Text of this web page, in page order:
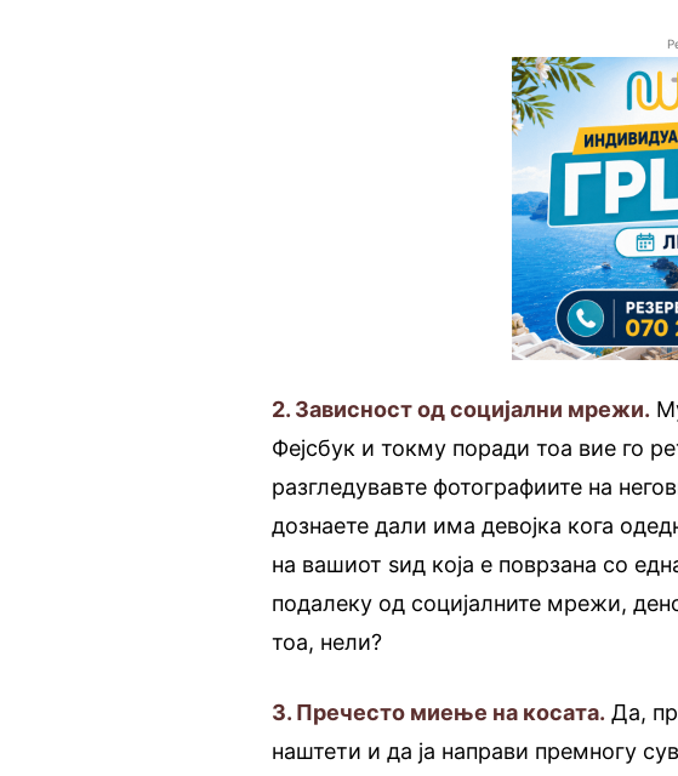
2. Зависност од социјални мрежи.
Фејсбук и токму поради тоа вие го
разгледувавте фотографиите на
дознаете дали има девојка кога
на вашиот ѕид која е поврзана со
подалеку од социјалните мрежи,
тоа, нели?
3. Пречесто миење на косата. Да,
наштети и да ја направи премногу